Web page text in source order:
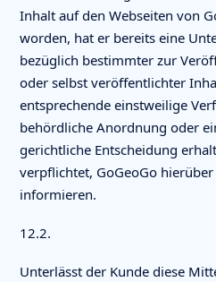
Inhalt auf den Webseiten von
worden, hat er bereits eine
bezüglich bestimmter zur
oder selbst veröffentlichter
entsprechende einstweilige
behördliche Anordnung oder
gerichtliche Entscheidung
verpflichtet, GoGeoGo
informieren.
12.2.
Unterlässt der Kunde diese